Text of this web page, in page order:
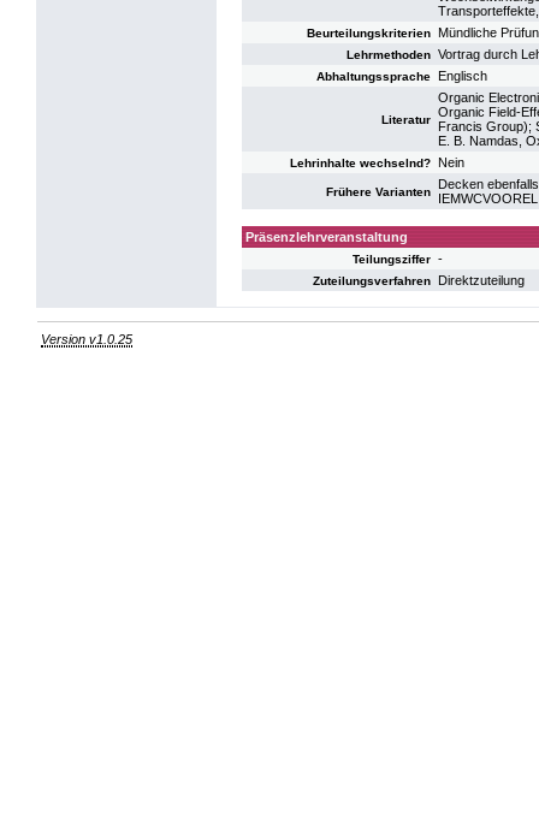
Beurteilungskriterien Mündliche
Lehrmethoden Vortrag durch
Abhaltungssprache Englisch
Literatur
Organic
Organic Field-
Francis Group);
E. B. Namdas,
Lehrinhalte wechselnd? Nein
Frühere Varianten
Decken
Präsenzlehrveranstaltung
Teilungsziffer -
Zuteilungsverfahren Direktzuteilung
Version v1.0.25